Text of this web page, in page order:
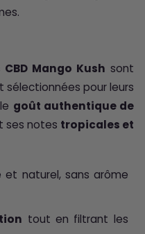
Mango Kush sont
pour leurs
goût authentique de
ses notes tropicales et
et naturel, sans arôme
tout en filtrant les